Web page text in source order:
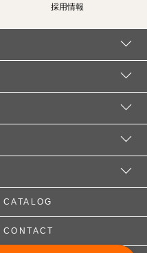
採用情報
CATALOG
CONTACT